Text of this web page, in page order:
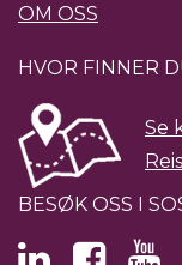
OM OSS
HVOR FINNER
Se
BESØK OSS I